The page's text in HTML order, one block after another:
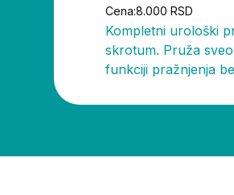
Cena:8.000 RSD
Kompletni urološki
skrotum. Pruža
funkciji pražnjenja